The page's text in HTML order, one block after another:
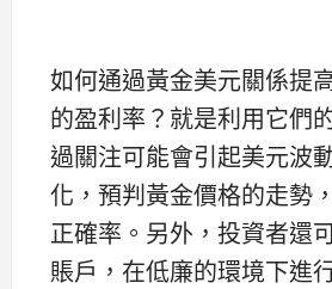
如何通過黃金美元關係提
的盈利率？就是利用它們
過關注可能會引起美元波
化，預判黃金價格的走勢
正確率。另外，投資者還
賬戶，在低廉的環境下進